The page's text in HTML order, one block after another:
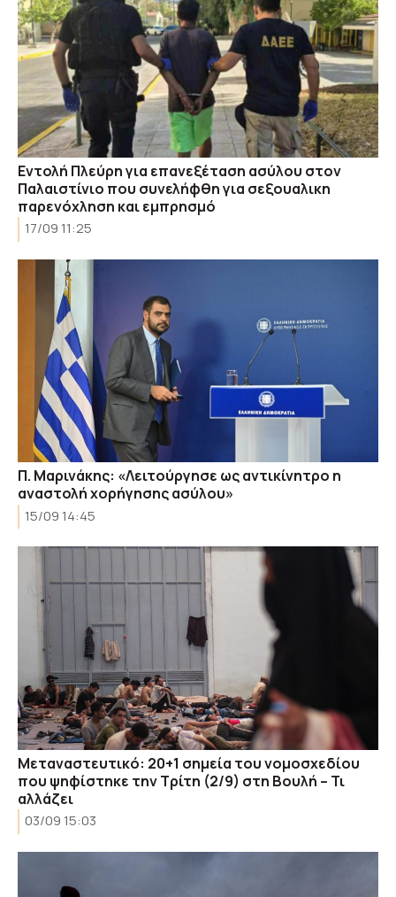
Εντολή Πλεύρη για επανεξέταση ασύλου στον
Παλαιστίνιο που συνελήφθη για σεξουαλικη
παρενόχληση και εμπρησμό
17/09 11:25
Π. Μαρινάκης: «Λειτούργησε ως αντικίνητρο η
αναστολή χορήγησης ασύλου»
15/09 14:45
Μεταναστευτικό: 20+1 σημεία του νομοσχεδίου
που ψηφίστηκε την Τρίτη (2/9) στη Βουλή – Τι
αλλάζει
03/09 15:03